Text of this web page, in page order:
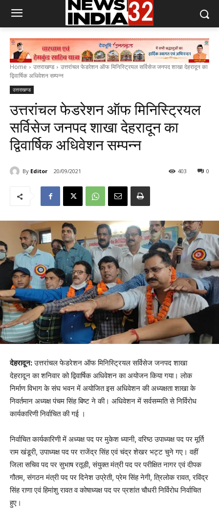
Home उत्तराखण्ड
उत्तरांचल फेडरेशन ऑफ मिनिस्ट्रियल सर्विसेज जनपद शाखा देहरादून का
द्विवार्षिक अधिवेशन सम्पन्न
उत्तराखण्ड
उत्तरांचल फेडरेशन ऑफ मिनिस्ट्रियल
सर्विसेज जनपद शाखा देहरादून का
द्विवार्षिक अधिवेशन सम्पन्न
By Editor 20/09/2021 0
403
देहरादून:उत्तरांचल फेडरेशन ऑफ मिनिस्ट्रियल सर्विसेज जनपद शाखा
देहरादून का शनिवार को द्विवार्षिक अधिवेशन का अयोजन किया गया। लोक
निर्माण विभाग के संघ भवन में अयोजित इस अधिवेशन की अध्यक्षता शाखा के
निवर्तमान अध्यक्ष पंचम सिंह बिष्ट ने की। अधिवेशन में सर्वसम्मति से निर्विरोध
कार्यकारिणी निर्वाचित की गई ।
निर्वाचित कार्यकारिणी में अध्यक्ष पद पर मुकेश ध्यानी, वरिष्ठ उपाध्यक्ष पद पर मूर्ति
राम खंडूरी, उपाध्यक्ष पद पर राजेंद्र सिंह एवं चंद्र शेखर भट्ट चुने गए। वहीं
जिला सचिव पद पर सुभाष रतूडी, संयुक्त मंत्री पद पर परीक्षित नागर एवं दीपक
गौतम, संगठन मंत्री पद पर दिनेश उप्रेती, प्रेम सिंह नेगी, त्रिलोक रावत, रविंद्र
सिंह राणा एवं हिमांशु रावत व कोषाध्यक्ष पद पर प्रशांत चौधरी निर्विरोध निर्वाचित
हुए।